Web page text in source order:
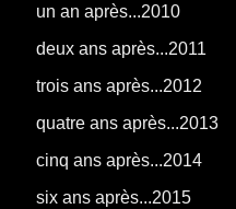
un an après...2010
deux ans après...2011
trois ans après...2012
quatre ans après...2013
cinq ans après...2014
six ans après...2015